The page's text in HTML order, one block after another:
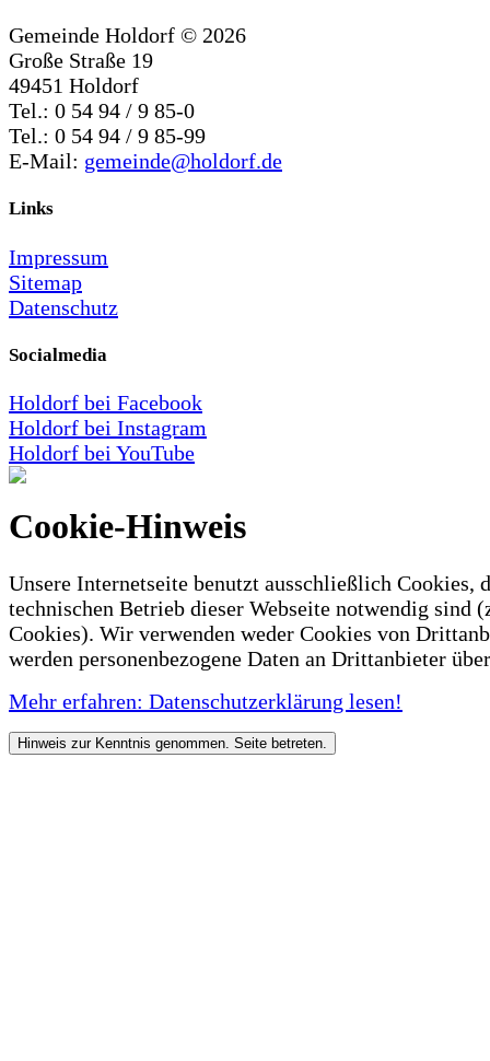
Gemeinde Holdorf © 2026
Große Straße 19
49451 Holdorf
Tel.: 0 54 94 / 9 85-0
Tel.: 0 54 94 / 9 85-99
E-Mail: gemeinde@holdorf.de
Links
Impressum
Sitemap
Datenschutz
Socialmedia
Holdorf bei Facebook
Holdorf bei Instagram
Holdorf bei YouTube
Cookie-Hinweis
Unsere Internetseite benutzt ausschließlich Cookies,
technischen Betrieb dieser Webseite notwendig sind
Cookies). Wir verwenden weder Cookies von
werden personenbezogene Daten an Drittanbieter
Mehr erfahren: Datenschutzerklärung lesen!
Hinweis zur Kenntnis genommen. Seite betreten.